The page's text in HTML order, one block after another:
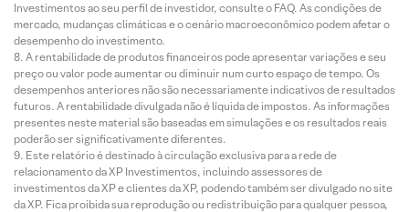
Investimentos ao seu perfil de investidor, consulte o FAQ. As condições de
mercado, mudanças climáticas e o cenário macroeconômico podem afetar o
desempenho do investimento.
A rentabilidade de produtos financeiros pode apresentar variações e seu
preço ou valor pode aumentar ou diminuir num curto espaço de tempo. Os
desempenhos anteriores não são necessariamente indicativos de resultados
futuros. A rentabilidade divulgada não é líquida de impostos. As informações
presentes neste material são baseadas em simulações e os resultados reais
poderão ser significativamente diferentes.
Este relatório é destinado à circulação exclusiva para a rede de
relacionamento da XP Investimentos, incluindo assessores de
investimentos da XP e clientes da XP, podendo também ser divulgado no site
da XP. Fica proibida sua reprodução ou redistribuição para qualquer pessoa,